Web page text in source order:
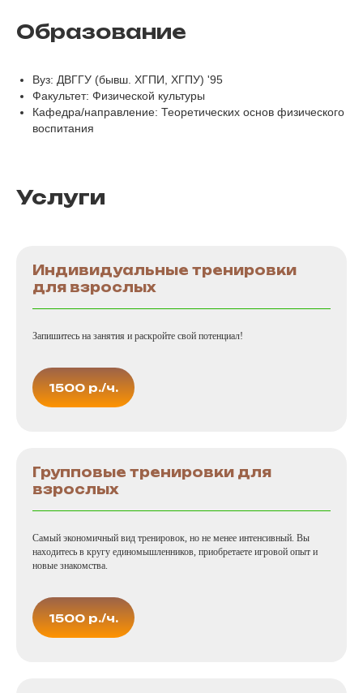
Образование
Вуз: ДВГГУ (бывш. ХГПИ, ХГПУ) '95
Факультет: Физической культуры
Кафедра/направление: Теоретических основ физического
воспитания
Услуги
Индивидуальные тренировки
для взрослых
Запишитесь на занятия и раскройте свой потенциал!
1500 р./ч.
Групповые тренировки для
взрослых
Самый экономичный вид тренировок, но не менее интенсивный. Вы
находитесь в кругу единомышленников, приобретаете игровой опыт и
новые знакомства.
1500 р./ч.